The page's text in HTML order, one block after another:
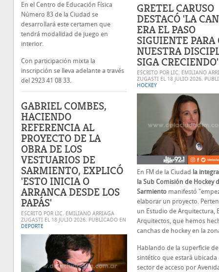
En el Centro de Educación Física
Número 83 de la Ciudad se
desarrollará este certamen que
tendrá modalidad de juego en
interior.
Con participación mixta la
inscripción se lleva adelante a través
del 2923 41 08 33.
GABRIEL COMBES,
HACIENDO
REFERENCIA AL
PROYECTO DE LA
OBRA DE LOS
VESTUARIOS DE
SARMIENTO, EXPLICÓ
'ESTO INICIA O
ARRANCA DESDE LOS
PAPÁS'
ESCRITO POR LIC. EMILIANO ARRIAGA
ZUGASTI EL 18 JULIO 2026. PUBLICADO EN
DEPORTE
GRETEL CARUSO
DESTACÓ 'LA
ERA EL PASO
SIGUIENTE PARA
NUESTRA
SIGA CRECIENDO'
ESCRITO POR LIC. EMILIANO
ZUGASTI EL 18 JULIO 2026.
HOCKEY
En FM de la Ciudad la
la Sub Comisión de Hockey
Sarmiento manifestó
elaborar un proyecto.
un Estudio de Arquitectura,
Arquitectos, que hemos
canchas de hockey en la
Hablando de la superficie
sintético que estará ubicada
sector de acceso por